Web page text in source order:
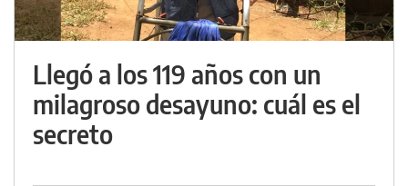
Llegó a los 119 años con un
milagroso desayuno: cuál es el
secreto